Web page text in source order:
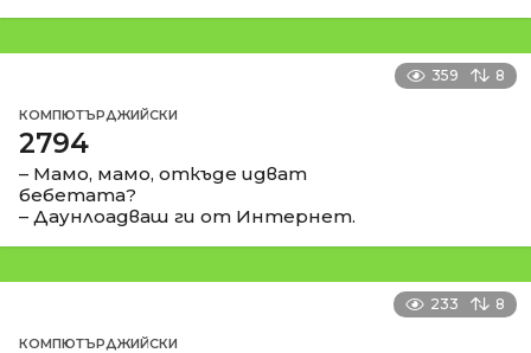
359 8
КОМПЮТЪРДЖИЙСКИ
2794
– Мамо, мамо, откъде идват
бебетата?
– Даунлоадваш ги от Интернет.
233 8
КОМПЮТЪРДЖИЙСКИ